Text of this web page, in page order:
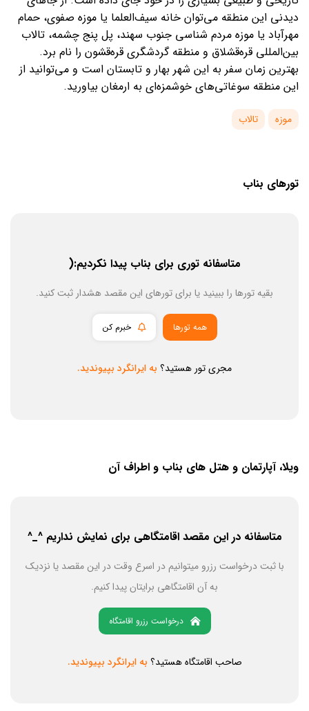
دیدنی این منطقه می‌توان خانه سیف‌العلما یا موزه صفوی، حمام
مهرآباد یا موزه مردم شناسی جنوب سهند، پل پنج چشمه، تالاب
بین‌المللی قره‌قشلاق و منطقه گردشگری قره‌قشون را نام برد.
بهترین زمان سفر به این شهر بهار و تابستان است و می‌توانید از
این منطقه سوغاتی‌های خوشمزه‌ای به ارمغان بیاورید.
موزه تالاب
تورهای بناب
متاسفانه توری برای بناب پیدا نکردیم:(
بقیه تورها را ببینید یا برای تورهای این مقصد هشدار ثبت کنید.
همه تورها خبرم کن
مجری تور هستید؟ به ایرانگرد بپیوندید.
ویلا، آپارتمان و هتل های بناب و اطراف آن
متاسفانه در این مقصد اقامتگاهی برای نمایش نداریم ^_^
با ثبت درخواست رزرو میتوانیم در اسرع وقت در این مقصد یا نزدیک
به آن اقامتگاهی برایتان پیدا کنیم.
درخواست رزرو اقامتگاه
صاحب اقامتگاه هستید؟ به ایرانگرد بپیوندید.